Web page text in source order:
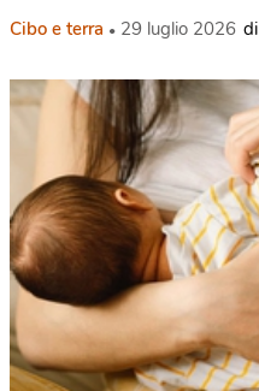
Cibo e terra 29 luglio 2026 di